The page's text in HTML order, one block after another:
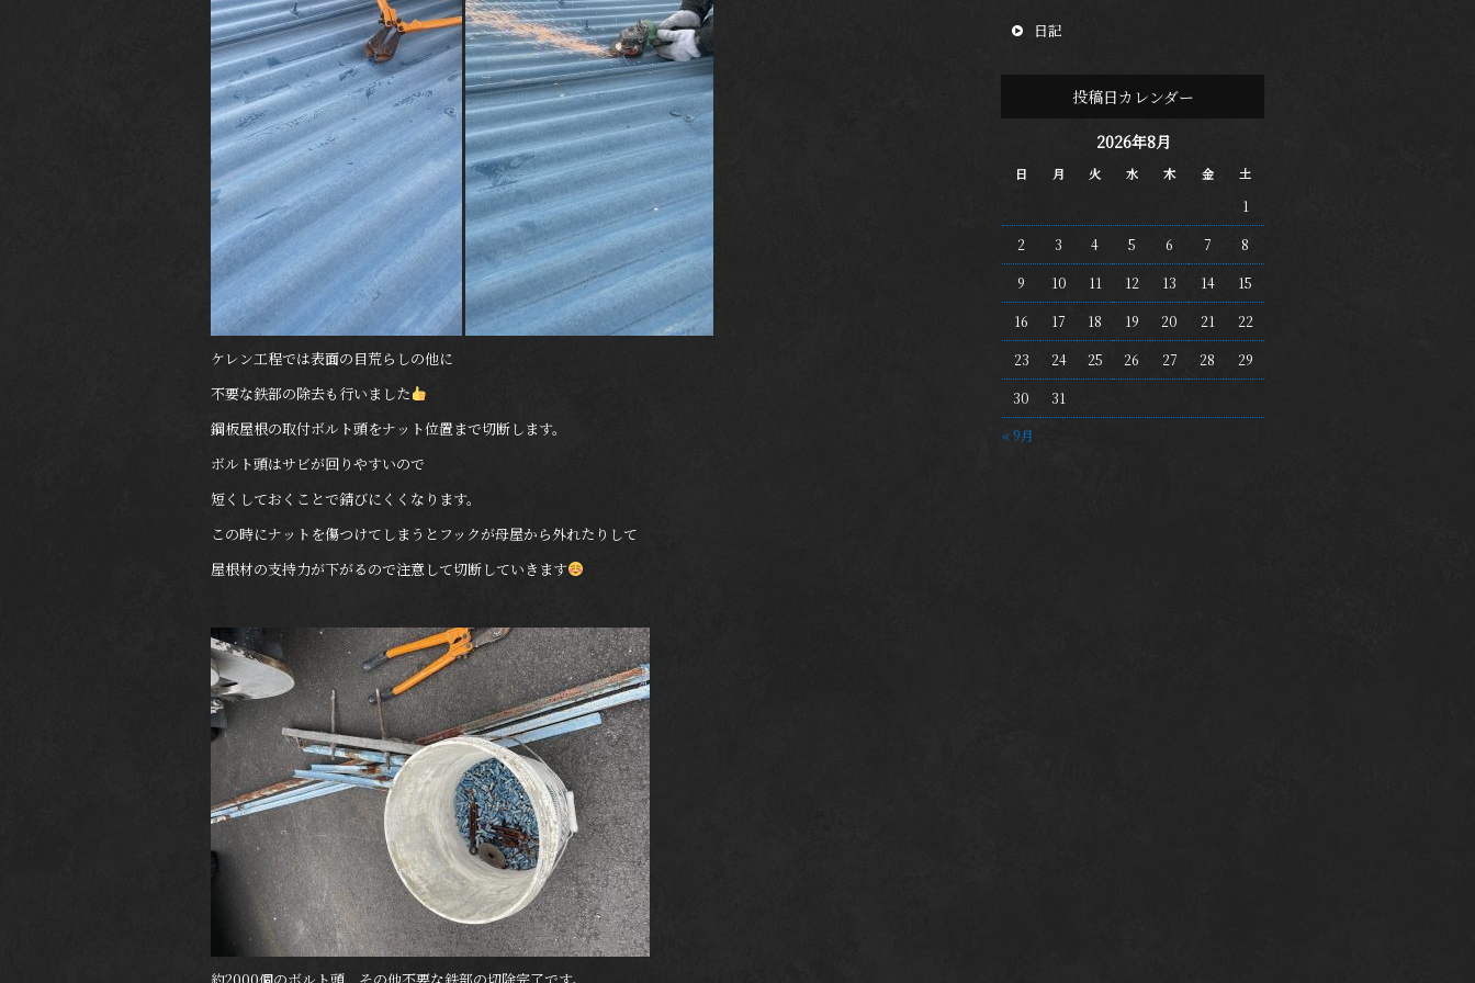
ケレン工程では表面の目荒らしの他に
不要な鉄部の除去も行いました
鋼板屋根の取付ボルト頭をナット位置まで切断します。
ボルト頭はサビが回りやすいので
短くしておくことで錆びにくくなります。
この時にナットを傷つけてしまうとフックが母屋から外れたりして
屋根材の支持力が下がるので注意して切断していきます
約2000個のボルト頭、その他不要な鉄部の切除完了です。
日記
投稿日カレンダー
2026年8月
日 月 火 水 木 金 土
« 9月
1
2 3 4 5 6 7 8
9 10 11 12 13 14 15
16 17 18 19 20 21 22
23 24 25 26 27 28 29
30 31